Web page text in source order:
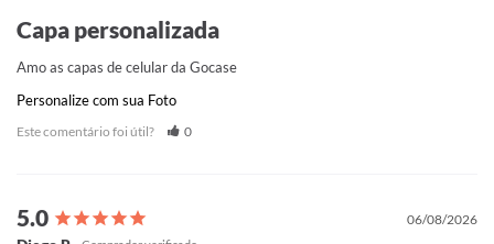
Capa personalizada
Amo as capas de celular da Gocase
Personalize com sua Foto
Este comentário foi útil? 0
06/08/2026